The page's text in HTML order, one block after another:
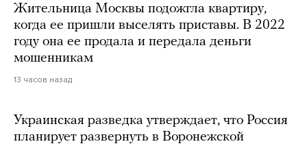
Жительница Москвы подожгла квартиру,
когда ее пришли выселять приставы. В 2022
году она ее продала и передала деньги
мошенникам
13 часов назад
Украинская разведка утверждает, что Россия
планирует развернуть в Воронежской